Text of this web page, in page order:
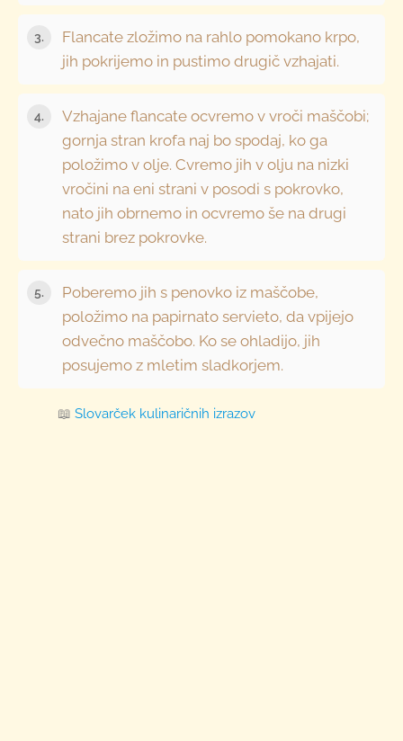
Flancate zložimo na rahlo pomokano krpo,
jih pokrijemo in pustimo drugič vzhajati.
Vzhajane flancate ocvremo v vroči maščobi;
gornja stran krofa naj bo spodaj, ko ga
položimo v olje. Cvremo jih v olju na nizki
vročini na eni strani v posodi s pokrovko,
nato jih obrnemo in ocvremo še na drugi
strani brez pokrovke.
Poberemo jih s penovko iz maščobe,
položimo na papirnato servieto, da vpijejo
odvečno maščobo. Ko se ohladijo, jih
posujemo z mletim sladkorjem.
📖Slovarček kulinaričnih izrazov